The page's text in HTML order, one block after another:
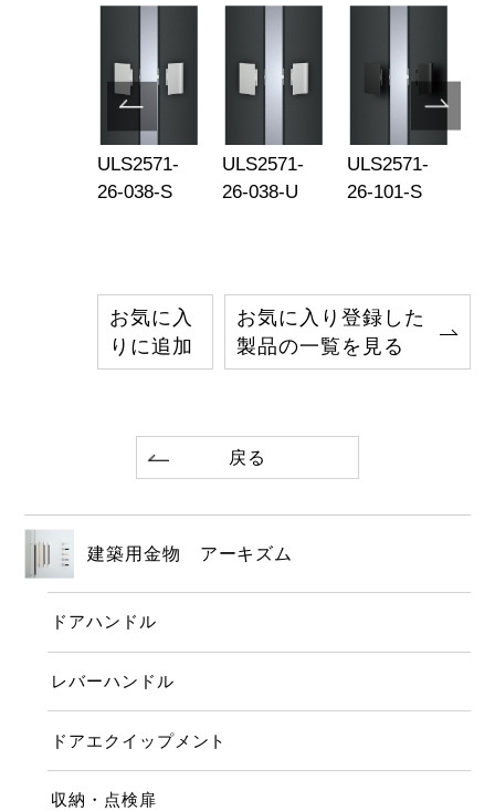
ULS2571-
26-038-S
ULS2571-
26-038-U
ULS2571-
26-101-S
お気に入
りに追加
お気に入り登録した
製品の一覧を見る
戻る
建築用金物 アーキズム
ドアハンドル
レバーハンドル
ドアエクイップメント
収納・点検扉